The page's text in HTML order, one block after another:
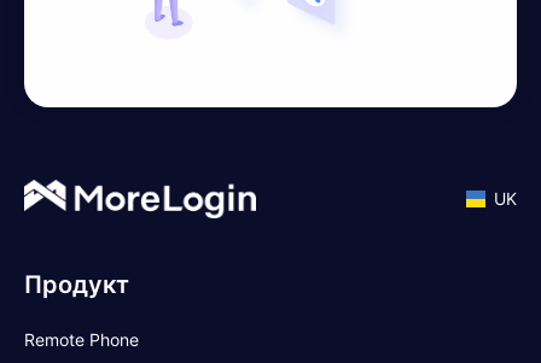
UK
Продукт
Remote Phone